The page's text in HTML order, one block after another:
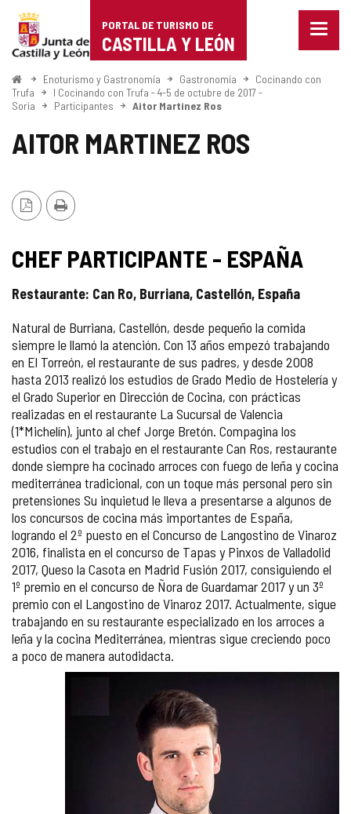
Portal
de
Turismo
de
Castilla
León
PORTAL DE TURISMO DE
CASTILLA Y LEÓN
Menu
InicioEnoturismo y Gastronomía Gastronomía
Cocinando con
Trufa
I Cocinando con Trufa - 4-5 de octubre de 2017 -
Soria
Participantes Aitor Martinez Ros
AITOR MARTINEZ ROS
VersiónImprimir
CHEF PARTICIPANTE - ESPAÑA
Restaurante: Can Ro, Burriana, Castellón, España
Natural de Burriana, Castellón, desde pequeño la comida
siempre le llamó la atención. Con 13 años empezó trabajando
en El Torreón, el restaurante de sus padres, y desde 2008
hasta 2013 realizó los estudios de Grado Medio de Hostelería y
el Grado Superior en Dirección de Cocina, con prácticas
realizadas en el restaurante La Sucursal de Valencia
(1*Michelín), junto al chef Jorge Bretón. Compagina los
estudios con el trabajo en el restaurante Can Ros, restaurante
donde siempre ha cocinado arroces con fuego de leña y cocina
mediterránea tradicional, con un toque más personal pero sin
pretensiones Su inquietud le lleva a presentarse a algunos de
los concursos de cocina más importantes de España,
logrando el 2º puesto en el Concurso de Langostino de Vinaroz
2016, finalista en el concurso de Tapas y Pinxos de Valladolid
2017, Queso la Casota en Madrid Fusión 2017, consiguiendo el
1º premio en el concurso de Ñora de Guardamar 2017 y un 3º
premio con el Langostino de Vinaroz 2017. Actualmente, sigue
trabajando en su restaurante especializado en los arroces a
leña y la cocina Mediterránea, mientras sigue creciendo poco
a poco de manera autodidacta.